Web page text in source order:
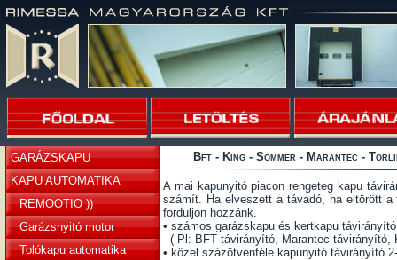
GARÁZSKAPU
KAPU AUTOMATIKA
REMOOTIO ))
Garázsnyitó motor
Tolókapu automatika
Bft - King - Sommer - Marantec -
A mai kapunyitó piacon rengeteg kapu
számít. Ha elveszett a távadó, ha eltörött
forduljon hozzánk.
• számos garázskapu és kertkapu
( Pl: BFT távirányító, Marantec
• közel százötvenféle kapunyitó távirányító